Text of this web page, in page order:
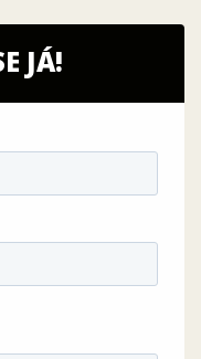
JÁ!